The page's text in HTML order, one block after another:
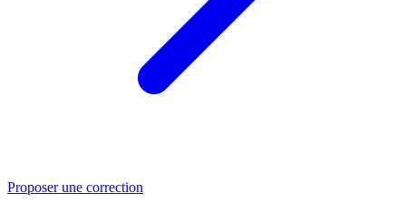
Proposer une correction